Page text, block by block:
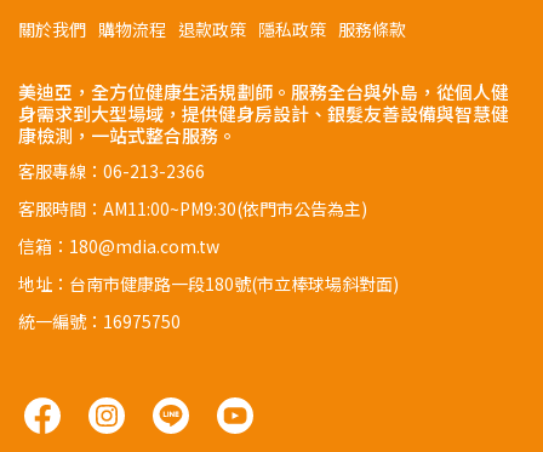
關於我們 購物流程 退款政策 隱私政策 服務條款
美迪亞，全方位健康生活規劃師。服務全台與外島，從個人健
身需求到大型場域，提供健身房設計、銀髮友善設備與智慧健
康檢測，一站式整合服務。
客服專線：06-213-2366
客服時間：AM11:00~PM9:30(依門市公告為主)
信箱：180@mdia.com.tw
地址：台南市健康路一段180號(市立棒球場斜對面)
統一編號：16975750